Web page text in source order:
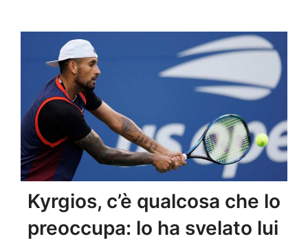
Kyrgios, c’è qualcosa che lo
preoccupa: lo ha svelato lui